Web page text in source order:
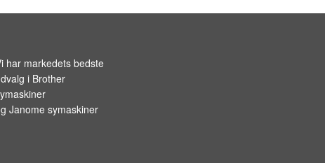
har markedets bedste
i Brother
Janome symaskiner